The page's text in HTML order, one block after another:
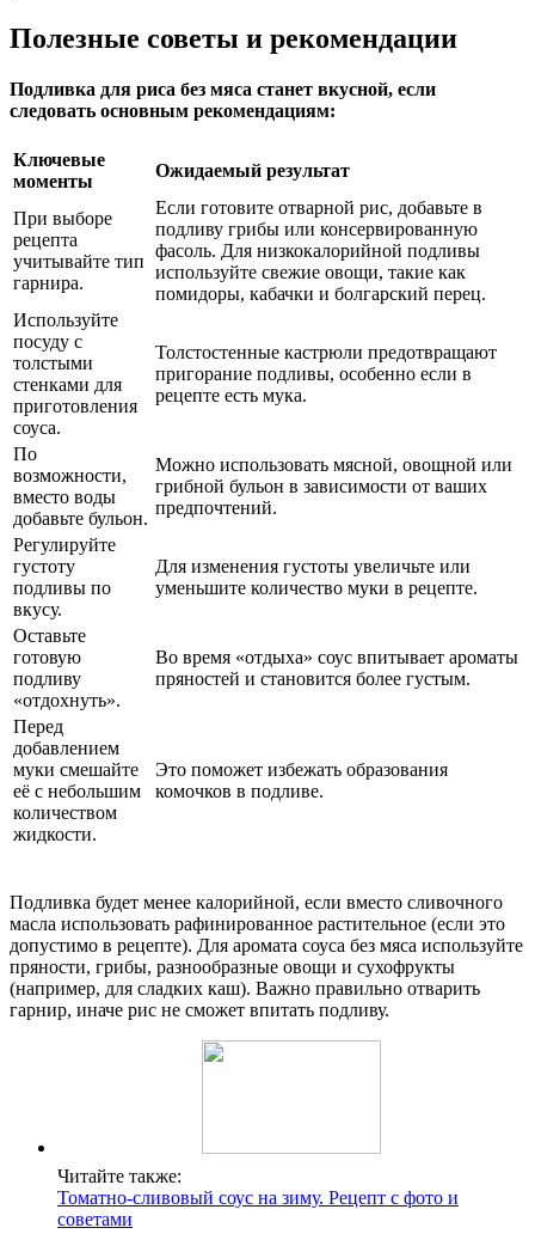
Полезные советы и рекомендации
Подливка для риса без мяса станет вкусной, если
следовать основным рекомендациям:
Ключевые
моменты
Ожидаемый результат
При выборе
рецепта
учитывайте тип
гарнира.
Если готовите отварной рис, добавьте в
подливу грибы или консервированную
фасоль. Для низкокалорийной подливы
используйте свежие овощи, такие как
помидоры, кабачки и болгарский перец.
Используйте
посуду с
толстыми
стенками для
приготовления
соуса.
Толстостенные кастрюли предотвращают
пригорание подливы, особенно если в
рецепте есть мука.
По
возможности,
вместо воды
добавьте бульон.
Можно использовать мясной, овощной или
грибной бульон в зависимости от ваших
предпочтений.
Регулируйте
густоту
подливы по
вкусу.
Для изменения густоты увеличьте или
уменьшите количество муки в рецепте.
Оставьте
готовую
подливу
«отдохнуть».
Во время «отдыха» соус впитывает ароматы
пряностей и становится более густым.
Перед
добавлением
муки смешайте
её с небольшим
количеством
жидкости.
Это поможет избежать образования
комочков в подливе.
Подливка будет менее калорийной, если вместо сливочного
масла использовать рафинированное растительное (если это
допустимо в рецепте). Для аромата соуса без мяса используйте
пряности, грибы, разнообразные овощи и сухофрукты
(например, для сладких каш). Важно правильно отварить
гарнир, иначе рис не сможет впитать подливу.
Читайте также:
Томатно-сливовый соус на зиму. Рецепт с фото и
советами